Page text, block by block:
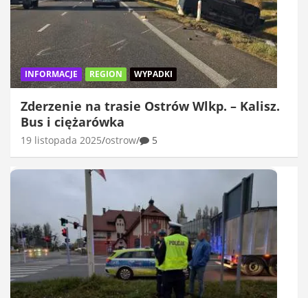
INFORMACJE REGION WYPADKI
Zderzenie na trasie Ostrów Wlkp. – Kalisz.
Bus i ciężarówka
19 listopada 2025 ostrow 5